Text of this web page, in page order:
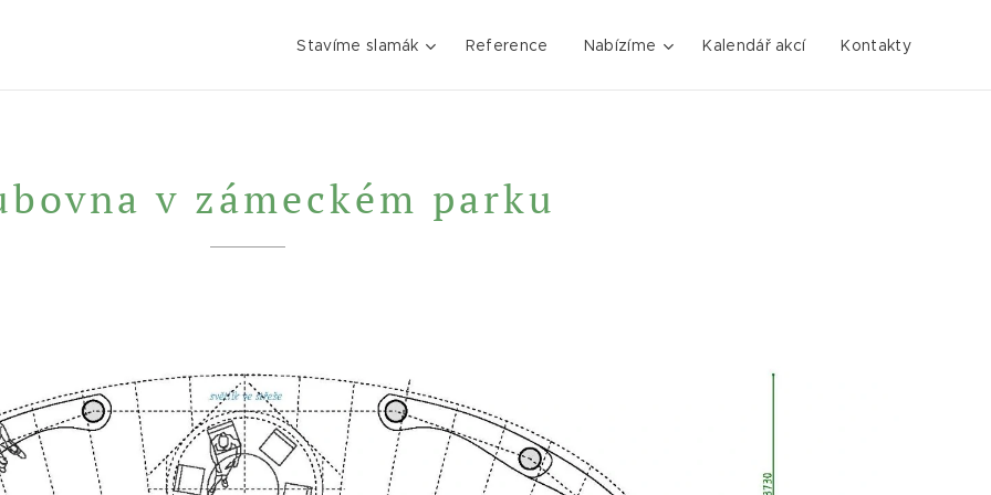
Stavíme slamák Reference Nabízíme Kalendář akcí Kontakty
v zámeckém parku